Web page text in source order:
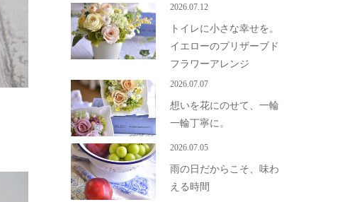
2026.07.12
トイレに小さな幸せを。
イエローのプリザーブド
フラワーアレンジ
2026.07.07
想いを花にのせて、一輪
一輪丁寧に。
2026.07.05
雨の日だからこそ、味わ
える時間